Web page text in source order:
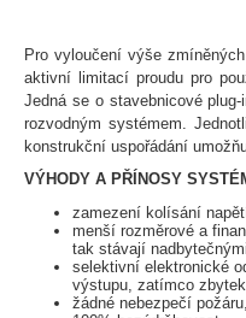
Pro vyloučení výše
aktivní limitací proudu pro
Jedná se o stavebnicové
rozvodným systémem.
konstrukční uspořádání
VÝHODY A PŘÍNOSY
zamezení kolísání
menší rozměrové a
tak stávají nadbytečnými
selektivní elektronické
výstupu, zatímco
žádné nebezpečí